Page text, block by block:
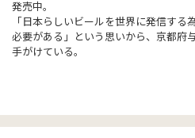
発売中。
「日本らしいビールを世界に発信する
必要がある」という思いから、京都府
手がけている。